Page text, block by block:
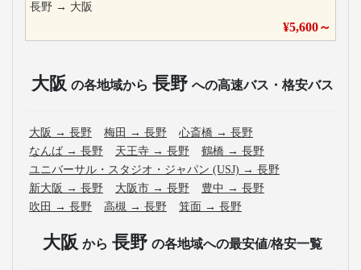
長野 → 大阪
¥5,600～
大阪 の各地域から 長野 への高速バス・格安バス
大阪 → 長野 梅田 → 長野 心斎橋 → 長野
なんば → 長野 天王寺 → 長野 鶴橋 → 長野
ユニバーサル・スタジオ・ジャパン (USJ) → 長野
新大阪 → 長野 大阪市 → 長野 豊中 → 長野
吹田 → 長野 高槻 → 長野 箕面 → 長野
大阪 から 長野 の各地域への最安値/格安一覧